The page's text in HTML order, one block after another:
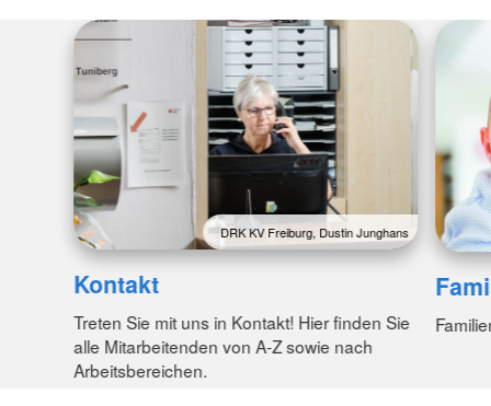
DRK KV Freiburg, Dustin Junghans
Kontakt
Treten Sie mit uns in Kontakt! Hier finden Sie
alle Mitarbeitenden von A-Z sowie nach
Arbeitsbereichen.